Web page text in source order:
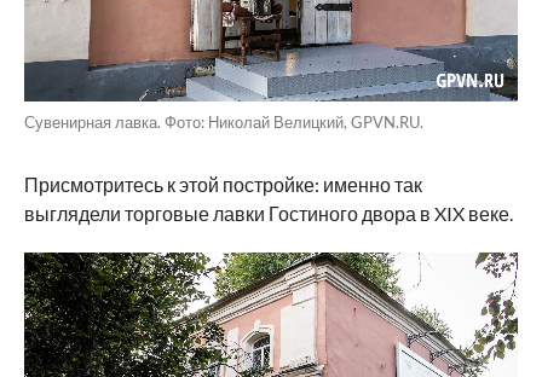
Сувенирная лавка. Фото: Николай Велицкий, GPVN.RU.
Присмотритесь к этой постройке: именно так
выглядели торговые лавки Гостиного двора в XIX веке.